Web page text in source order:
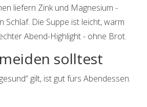
liefern Zink und Magnesium -
Schlaf. Die Suppe ist leicht, warm
Abend-Highlight - ohne Brot.
solltest
gilt, ist gut fürs Abendessen.